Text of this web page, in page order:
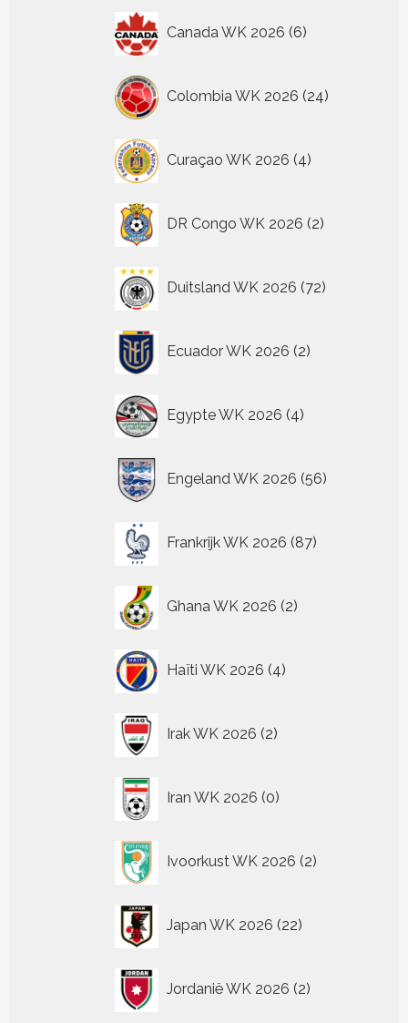
Canada WK 2026 6
producten
Colombia WK 2026 24
producten
Curaçao WK 2026 4
producten
DR Congo WK 2026 2
producten
Duitsland WK 2026 72
producten
Ecuador WK 2026 2
producten
Egypte WK 2026 4
producten
Engeland WK 2026 56
producten
Frankrijk WK 2026 87
producten
Ghana WK 2026 2
producten
Haïti WK 2026 4
producten
Irak WK 2026 2
producten
Iran WK 2026 0
producten
Ivoorkust WK 2026 2
producten
Japan WK 2026 22
producten
Jordanië WK 2026 2
producten